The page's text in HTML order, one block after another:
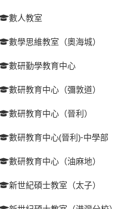
數人教室
數學思維教室（奧海城）
數研勤學教育中心
數研教育中心（彌敦道）
數研教育中心（晉利）
數研教育中心(晉利)-中學部
數研教育中心（油麻地）
新世紀碩士教室（太子）